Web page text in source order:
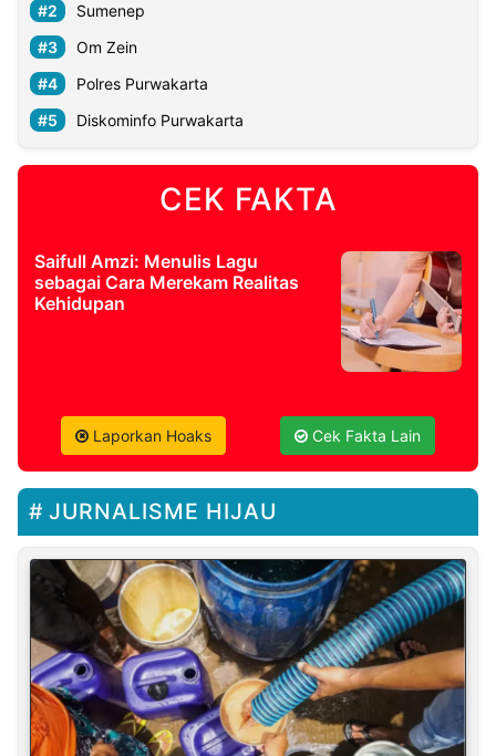
Sumenep
Om Zein
Polres Purwakarta
Diskominfo Purwakarta
CEK FAKTA
Saifull Amzi: Menulis Lagu
sebagai Cara Merekam Realitas
Kehidupan
Laporkan Hoaks Cek Fakta Lain
JURNALISME HIJAU